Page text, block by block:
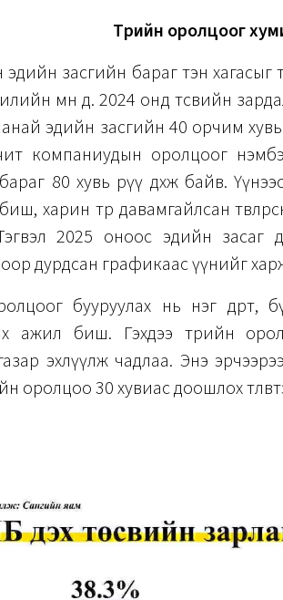
Төрийн оролцоог
засгийн бараг тэн хагасыг
өмнө дөө. 2024 онд төсвийн
эдийн засгийн 40 орчим хувь
компаниудын оролцоог
80 хувь рүү дөхөж байв.
харин төр давамгайлсан төвлөрсөн
2025 оноос эдийн засаг
дурдсан графикаас үүнийг
бууруулах нь нэг өдөрт,
ажил биш. Гэхдээ төрийн
эхлүүлж чадлаа. Энэ
оролцоо 30 хувиас доошлох